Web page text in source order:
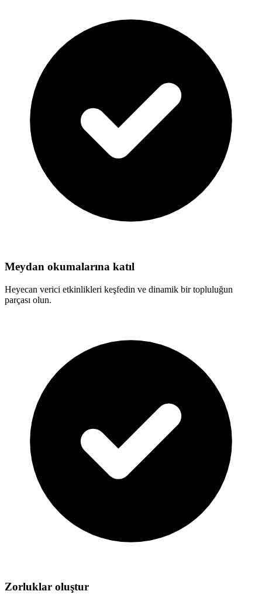
Meydan okumalarına katıl
Heyecan verici etkinlikleri keşfedin ve dinamik bir topluluğun
parçası olun.
Zorluklar oluştur